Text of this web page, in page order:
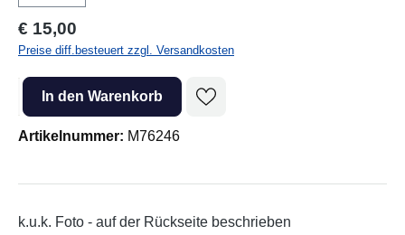
Regulärer Preis:
€ 15,00
Preise diff.besteuert zzgl. Versandkosten
Produkt Anzahl: Gib den gewünschten Wert ein oder benutze die
In den Warenkorb
Artikelnummer: M76246
k.u.k. Foto - auf der Rückseite beschrieben